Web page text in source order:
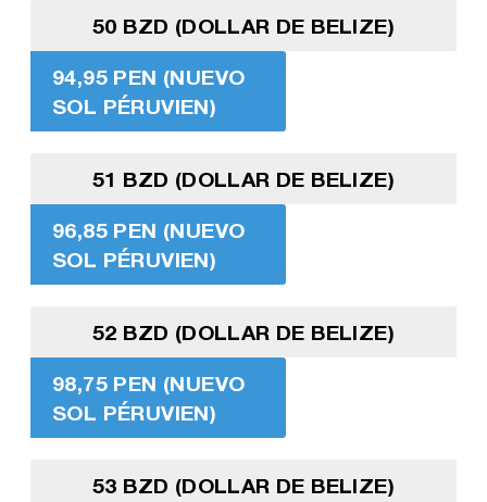
50 BZD (DOLLAR DE BELIZE)
94,95 PEN (NUEVO
SOL PÉRUVIEN)
51 BZD (DOLLAR DE BELIZE)
96,85 PEN (NUEVO
SOL PÉRUVIEN)
52 BZD (DOLLAR DE BELIZE)
98,75 PEN (NUEVO
SOL PÉRUVIEN)
53 BZD (DOLLAR DE BELIZE)